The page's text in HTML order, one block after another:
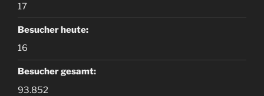
17
Besucher heute:
16
Besucher gesamt:
93.852